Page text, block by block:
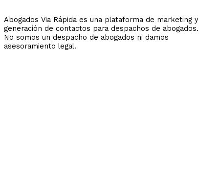
Abogados Via Rápida es una plataforma de marketing y
generación de contactos para despachos de abogados.
No somos un despacho de abogados ni damos
asesoramiento legal.